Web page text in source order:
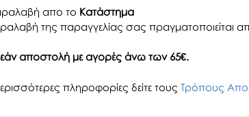
απο το Κατάστημα
της παραγγελίας σας πραγματοποιείται
αποστολή με αγορές άνω των 65€.
πληροφορίες δείτε τους Τρόπους